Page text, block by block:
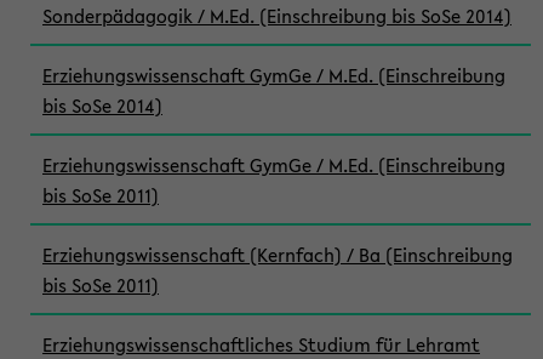
Sonderpädagogik / M.Ed. (Einschreibung bis SoSe 2014)
Erziehungswissenschaft GymGe / M.Ed. (Einschreibung
bis SoSe 2014)
Erziehungswissenschaft GymGe / M.Ed. (Einschreibung
bis SoSe 2011)
Erziehungswissenschaft (Kernfach) / Ba (Einschreibung
bis SoSe 2011)
Erziehungswissenschaftliches Studium für Lehramt